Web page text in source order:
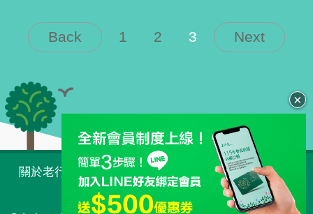
Back 1 2 3 Next
全站導覽
最新消息
關於老行家 Taiwan 購物須知 常見問題 人才招募
×